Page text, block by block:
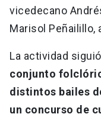
vicedecano
Marisol Peñailillo,
La actividad
conjunto
distintos bailes
un concurso de